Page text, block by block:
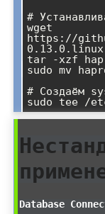
#
wget
https://
tar -xzf
sudo mv
# Создаём
sudo tee /
Database